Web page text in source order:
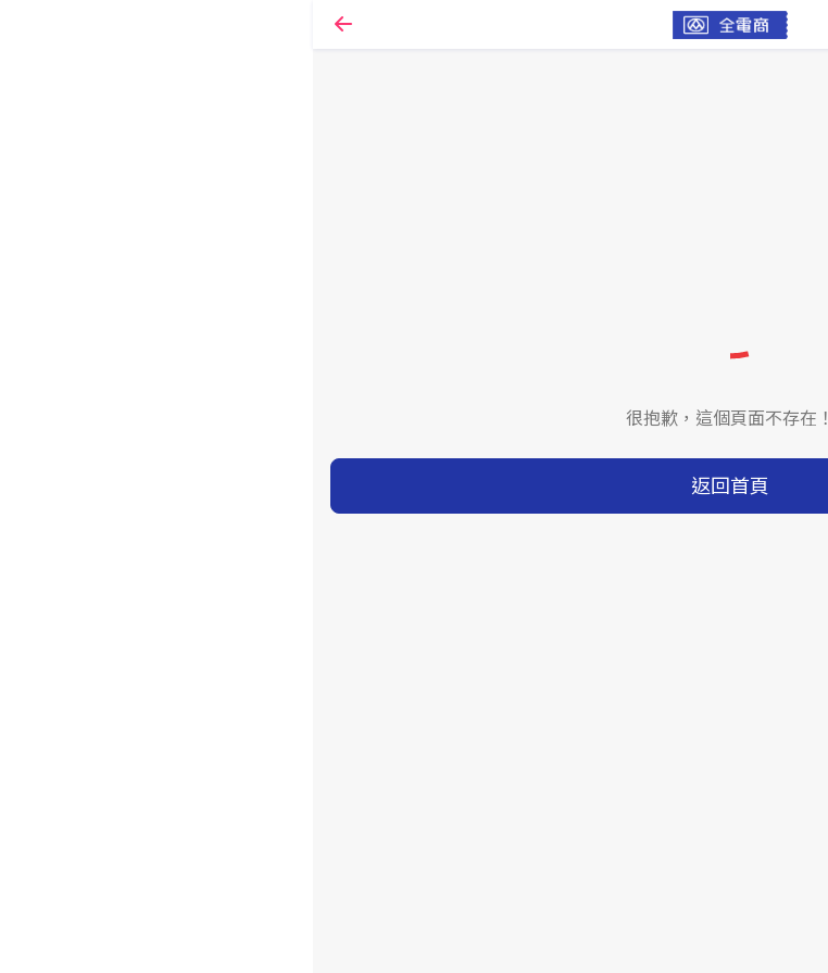
很抱歉，這個頁面不存在！
返回首頁